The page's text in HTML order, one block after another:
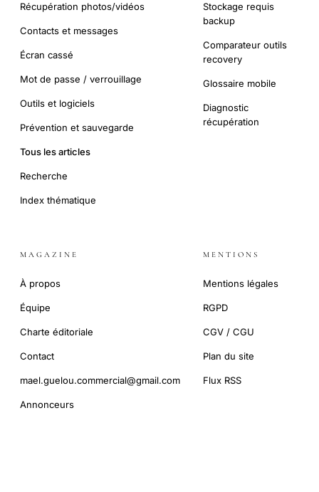
Récupération photos/vidéos
Contacts et messages
Écran cassé
Mot de passe / verrouillage
Outils et logiciels
Prévention et sauvegarde
Tous les articles
Recherche
Index thématique
Stockage requis
backup
Comparateur outils
recovery
Glossaire mobile
Diagnostic
récupération
MAGAZINE
À propos
Équipe
Charte éditoriale
Contact
mael.guelou.commercial@gmail.com
Annonceurs
MENTIONS
Mentions légales
RGPD
CGV / CGU
Plan du site
Flux RSS